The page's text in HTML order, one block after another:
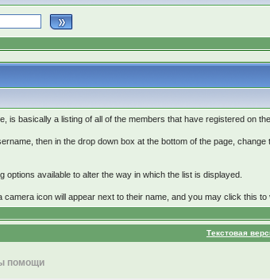
basically a listing of all of the members that have registered on
then in the drop down box at the bottom of the page,
available to alter the way in which the list is displayed.
icon will appear next to their name, and you may click this to
Текстовая
помощи